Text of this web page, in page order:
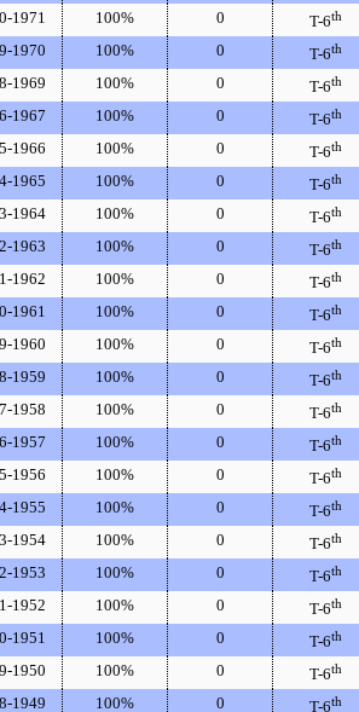
1971 100% 0 T-6th
1970 100% 0 T-6th
1969 100% 0 T-6th
1967 100% 0 T-6th
1966 100% 0 T-6th
1965 100% 0 T-6th
1964 100% 0 T-6th
1963 100% 0 T-6th
1962 100% 0 T-6th
1961 100% 0 T-6th
1960 100% 0 T-6th
1959 100% 0 T-6th
1958 100% 0 T-6th
1957 100% 0 T-6th
1956 100% 0 T-6th
1955 100% 0 T-6th
1954 100% 0 T-6th
1953 100% 0 T-6th
1952 100% 0 T-6th
1951 100% 0 T-6th
1950 100% 0 T-6th
1949 100% 0 T-6th